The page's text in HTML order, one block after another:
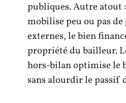
publiques. Autre atout
mobilise peu ou pas
externes, le bien
propriété du bailleur.
hors-bilan optimise le
sans alourdir le passif